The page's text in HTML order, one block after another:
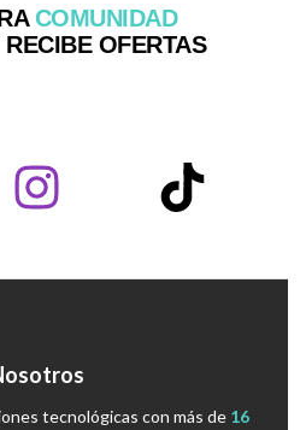
COMUNIDAD
OFERTAS
tecnológicas con más de 16